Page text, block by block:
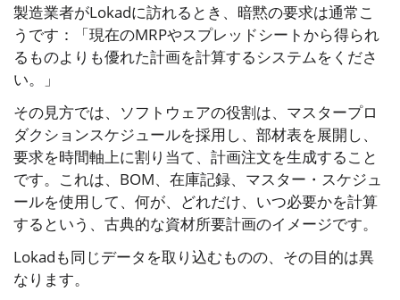
製造業者がLokadに訪れるとき、暗黙の要求は通常こ
うです：「現在のMRPやスプレッドシートから得られ
るものよりも優れた計画を計算するシステムをくださ
い。」
その見方では、ソフトウェアの役割は、マスタープロ
ダクションスケジュールを採用し、部材表を展開し、
要求を時間軸上に割り当て、計画注文を生成すること
です。これは、BOM、在庫記録、マスター・スケジュ
ールを使用して、何が、どれだけ、いつ必要かを計算
するという、古典的な資材所要計画のイメージです。
Lokadも同じデータを取り込むものの、その目的は異
なります。